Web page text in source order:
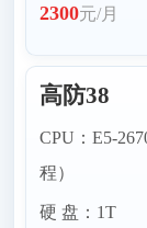
2300元/月
高防38
CPU：E5-
程）
硬 盘：1T